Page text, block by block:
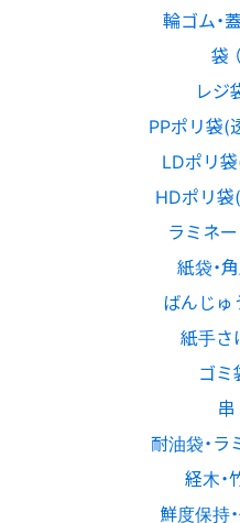
輪ゴム・
袋
レジ
PPポリ袋(
LDポリ袋
HDポリ袋(
ラミネー
紙袋・
ばんじゅ
紙手さ
ゴミ
串
耐油袋・ラ
経木・
鮮度保持